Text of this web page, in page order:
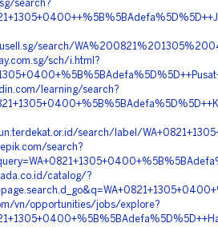
search?
search/
sch/i.html?
learning/search?
search/label/
search?
catalog/?
vn/opportunities/jobs/explore?